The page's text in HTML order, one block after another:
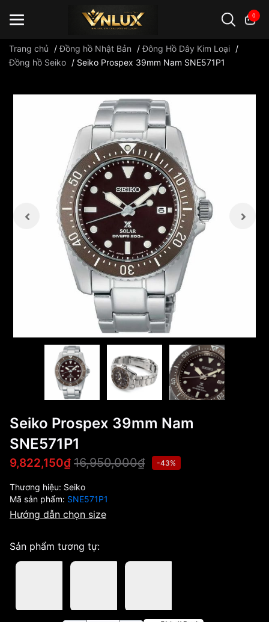
0
Trang chủ /Đồng hồ Nhật Bản /Đông Hồ Dây Kim Loại /
Đồng hồ Seiko / Seiko Prospex 39mm Nam SNE571P1
Seiko Prospex 39mm Nam
SNE571P1
9,822,150₫ 16,950,000₫ -43%
Thương hiệu: Seiko
Mã sản phẩm: SNE571P1
Hướng dẫn chọn size
Sản phẩm tương tự: